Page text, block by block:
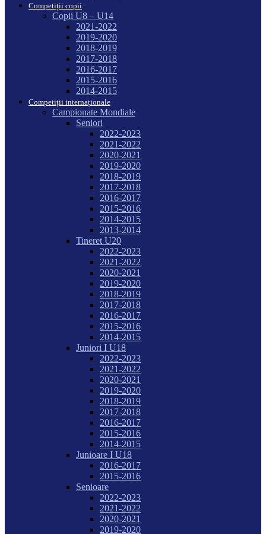
Competiții copii
Copii U8 – U14
2021-2022
2019-2020
2018-2019
2017-2018
2016-2017
2015-2016
2014-2015
Competiții internaționale
Campionate Mondiale
Seniori
2022-2023
2021-2022
2020-2021
2019-2020
2018-2019
2017-2018
2016-2017
2015-2016
2014-2015
2013-2014
Tineret U20
2022-2023
2021-2022
2020-2021
2019-2020
2018-2019
2017-2018
2016-2017
2015-2016
2014-2015
Juniori I U18
2022-2023
2021-2022
2020-2021
2019-2020
2018-2019
2017-2018
2016-2017
2015-2016
2014-2015
Junioare I U18
2016-2017
2015-2016
Senioare
2022-2023
2021-2022
2020-2021
2019-2020